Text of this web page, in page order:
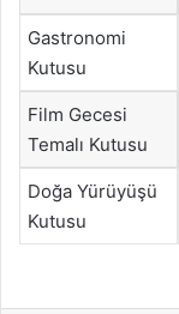
Gastronomi
Kutusu
Film Gecesi
Temalı Kutusu
Doğa Yürüyüşü
Kutusu